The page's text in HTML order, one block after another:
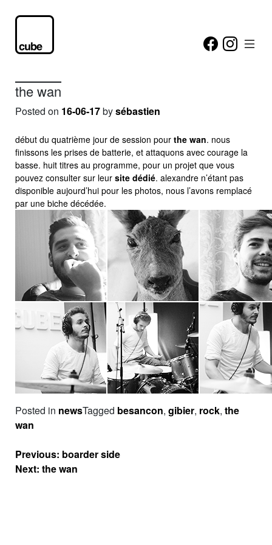
the wan
Posted on 16-06-17bysébastien
début du quatrième jour de session pour the wan. nous
finissons les prises de batterie, et attaquons avec courage la
basse. huit titres au programme, pour un projet que vous
pouvez consulter sur leur site dédié. alexandre n’étant pas
disponible aujourd’hui pour les photos, nous l’avons remplacé
par une biche décédée.
Posted in newsTagged besancon, gibier, rock, the
wan
Navigation
de
l’article
Previous: boarder side
Next: the wan